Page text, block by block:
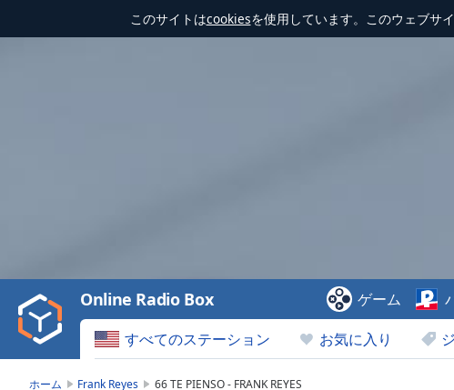
このサイトはcookiesを使用しています。このウェブサ
Video
Play
Backward
Skip
すべてのステーション お気に入り
Online Radio Box ゲーム
ホーム Frank Reyes 66 TE PIENSO - FRANK REYES